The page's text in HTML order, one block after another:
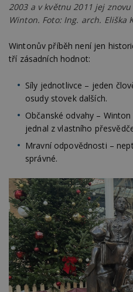
2003 a v květnu 2011 jej
Winton. Foto: Ing. arch. Eliška
Wintonův příběh není jen
tří zásadních hodnot:
Síly jednotlivce – jeden
osudy stovek dalších.
Občanské odvahy –
jednal z vlastního
Mravní odpovědnosti –
správné.
_dc_gtm_UA-53599847-1